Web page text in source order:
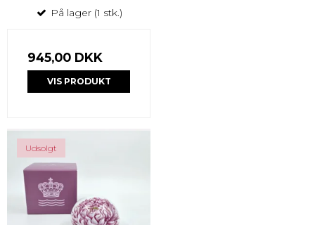
På lager (1 stk.)
945,00 DKK
VIS PRODUKT
Udsolgt